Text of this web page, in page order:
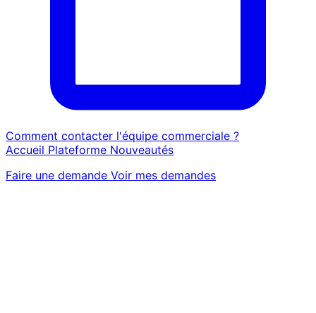
Comment contacter l'équipe commerciale ?
Accueil Plateforme Nouveautés
Faire une demande Voir mes demandes